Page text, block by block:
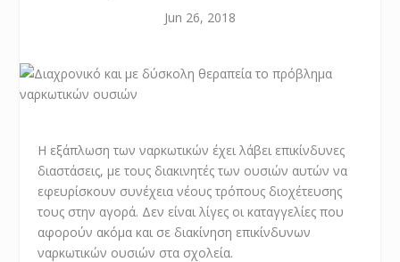
Jun 26, 2018
Η εξάπλωση των ναρκωτικών έχει λάβει επικίνδυνες
διαστάσεις, με τους διακινητές των ουσιών αυτών να
εφευρίσκουν συνέχεια νέους τρόπους διοχέτευσης
τους στην αγορά. Δεν είναι λίγες οι καταγγελίες που
αφορούν ακόμα και σε διακίνηση επικίνδυνων
ναρκωτικών ουσιών στα σχολεία.